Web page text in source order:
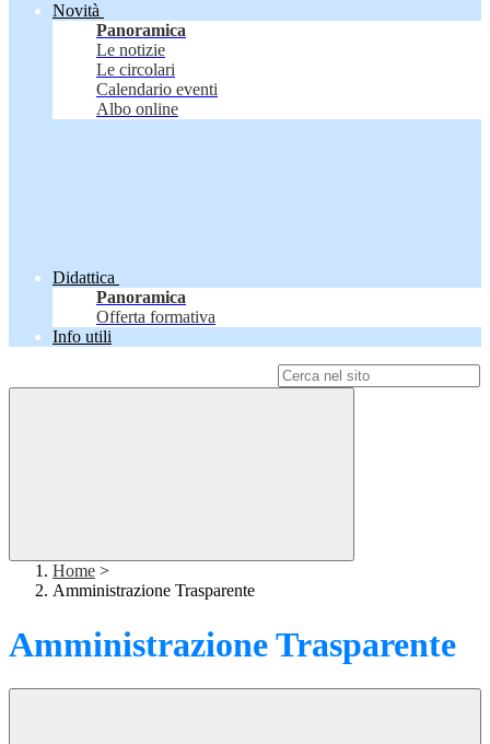
Novità
Panoramica
Le notizie
Le circolari
Calendario eventi
Albo online
Didattica
Panoramica
Offerta formativa
Info utili
Home >
Amministrazione Trasparente
Amministrazione Trasparente